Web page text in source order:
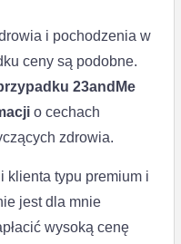
i pochodzenia w
ceny są podobne.
23andMe
o cechach
zdrowia.
klienta typu premium i
jest dla mnie
wysoką cenę